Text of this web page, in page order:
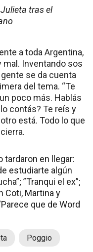
tras el
a toda Argentina,
Inventando sos
se da cuenta
del tema. “Te
poco más. Hablás
contás? Te reís y
está. Todo lo que
en llegar:
estudiarte algún
”Tranqui el ex”;
Coti, Martina y
que de Word
Poggio